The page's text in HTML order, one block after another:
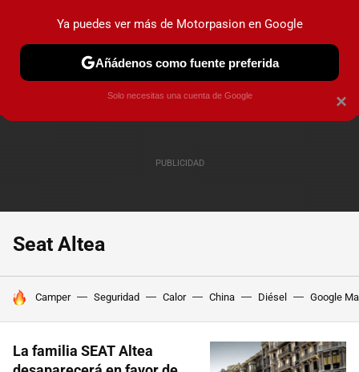
PRUEBAS COCHES ELÉCTRICOS OBSERVATORIO
Seat Altea
HOY SE HABLA DE
Camper Seguridad Calor China Diésel Google
La familia SEAT Altea
×
Ya puedes ver más de Motorpasion en Google
Añádenos como fuente preferida
Solo necesitas una cuenta de Google